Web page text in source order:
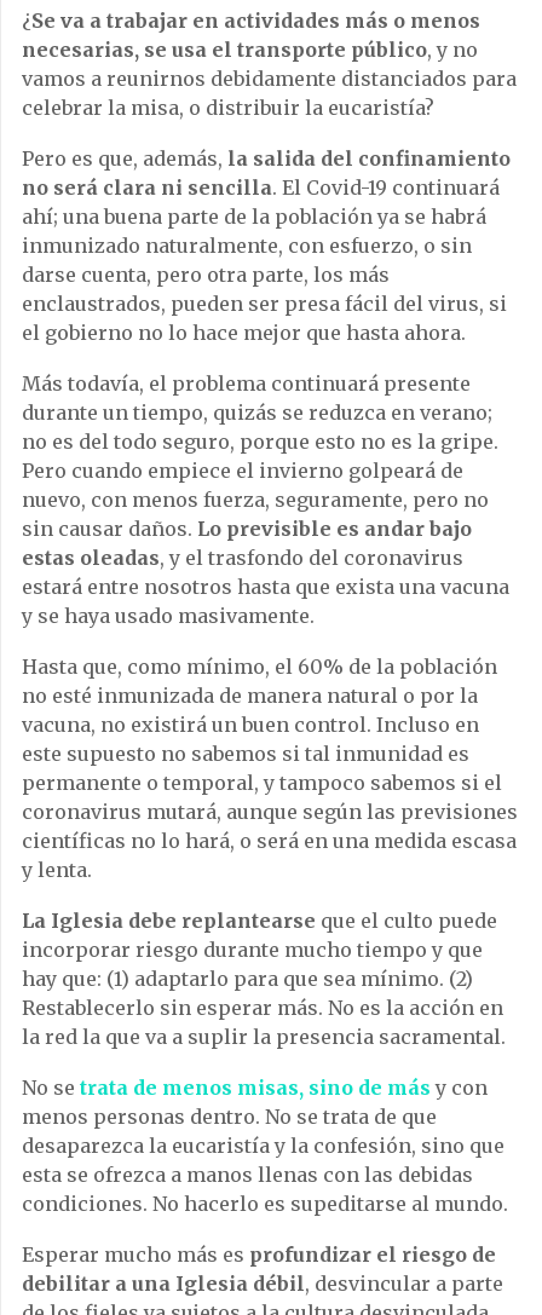
¿Se va a trabajar en actividades más o menos
necesarias, se usa el transporte público, y no
vamos a reunirnos debidamente distanciados para
celebrar la misa, o distribuir la eucaristía?
Pero es que, además, la salida del confinamiento
no será clara ni sencilla. El Covid-19 continuará
ahí; una buena parte de la población ya se habrá
inmunizado naturalmente, con esfuerzo, o sin
darse cuenta, pero otra parte, los más
enclaustrados, pueden ser presa fácil del virus, si
el gobierno no lo hace mejor que hasta ahora.
Más todavía, el problema continuará presente
durante un tiempo, quizás se reduzca en verano;
no es del todo seguro, porque esto no es la gripe.
Pero cuando empiece el invierno golpeará de
nuevo, con menos fuerza, seguramente, pero no
sin causar daños. Lo previsible es andar bajo
estas oleadas, y el trasfondo del coronavirus
estará entre nosotros hasta que exista una vacuna
y se haya usado masivamente.
Hasta que, como mínimo, el 60% de la población
no esté inmunizada de manera natural o por la
vacuna, no existirá un buen control. Incluso en
este supuesto no sabemos si tal inmunidad es
permanente o temporal, y tampoco sabemos si el
coronavirus mutará, aunque según las previsiones
científicas no lo hará, o será en una medida escasa
y lenta.
La Iglesia debe replantearse que el culto puede
incorporar riesgo durante mucho tiempo y que
hay que: (1) adaptarlo para que sea mínimo. (2)
Restablecerlo sin esperar más. No es la acción en
la red la que va a suplir la presencia sacramental.
No se trata de menos misas, sino de más y con
menos personas dentro. No se trata de que
desaparezca la eucaristía y la confesión, sino que
esta se ofrezca a manos llenas con las debidas
condiciones. No hacerlo es supeditarse al mundo.
Esperar mucho más es profundizar el riesgo de
debilitar a una Iglesia débil, desvincular a parte